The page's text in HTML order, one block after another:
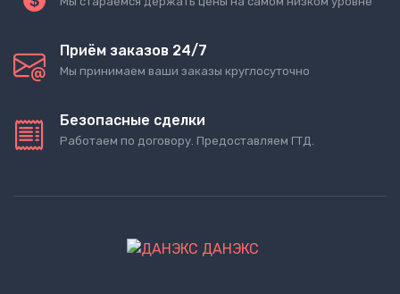
Приём заказов 24/7
Мы принимаем ваши заказы круглосуточно
Безопасные сделки
Работаем по договору. Предоставляем ГТД.
ДАНЭКС